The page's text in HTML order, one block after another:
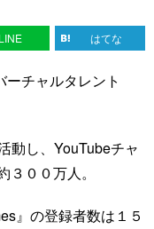
LINE はてな
チャルタレント
動し、YouTubeチャ
００万人。
』の登録者数は１５